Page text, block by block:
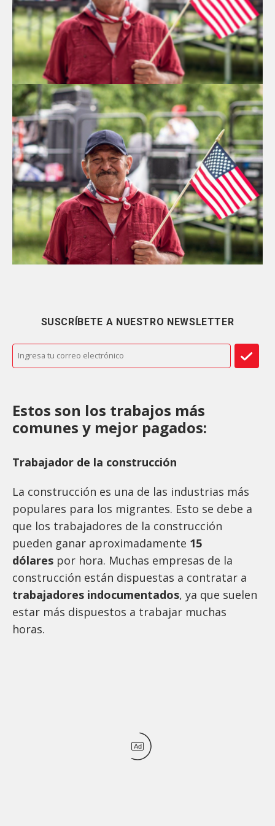
SUSCRÍBETE A NUESTRO NEWSLETTER
Estos son los trabajos más
comunes y mejor pagados:
Trabajador de la construcción
La construcción es una de las industrias más
populares para los migrantes. Esto se debe a
que los trabajadores de la construcción
pueden ganar aproximadamente 15
dólares por hora. Muchas empresas de la
construcción están dispuestas a contratar a
trabajadores indocumentados, ya que suelen
estar más dispuestos a trabajar muchas
horas.
Ad